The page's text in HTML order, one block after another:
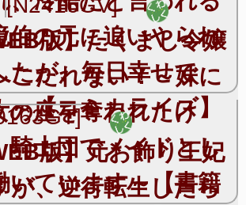
伯の元に追いやられ
たが、毎日幸せで
～【コミカライズ】
[N2416GV]
版】たくまし令嬢
こたれない！～妹に
の座を奪われたけ
騎士団でメイドとし
いています～【書籍
版】元お飾り王妃
が、逆行転生したら